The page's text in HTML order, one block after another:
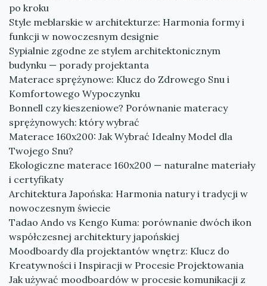
po kroku
Style meblarskie w architekturze: Harmonia formy i
funkcji w nowoczesnym designie
Sypialnie zgodne ze stylem architektonicznym
budynku — porady projektanta
Materace sprężynowe: Klucz do Zdrowego Snu i
Komfortowego Wypoczynku
Bonnell czy kieszeniowe? Porównanie materacy
sprężynowych: który wybrać
Materace 160x200: Jak Wybrać Idealny Model dla
Twojego Snu?
Ekologiczne materace 160x200 — naturalne materiały
i certyfikaty
Architektura Japońska: Harmonia natury i tradycji w
nowoczesnym świecie
Tadao Ando vs Kengo Kuma: porównanie dwóch ikon
współczesnej architektury japońskiej
Moodboardy dla projektantów wnętrz: Klucz do
Kreatywności i Inspiracji w Procesie Projektowania
Jak używać moodboardów w procesie komunikacji z